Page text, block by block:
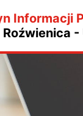
Informacji
Roźwienica